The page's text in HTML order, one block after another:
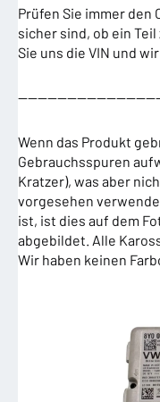
Prüfen Sie immer den
sicher sind, ob ein
Sie uns die VIN und
Wenn das Produkt
Gebrauchsspuren
Kratzer), was aber
vorgesehen
ist, ist dies auf dem
abgebildet. Alle
Wir haben keinen